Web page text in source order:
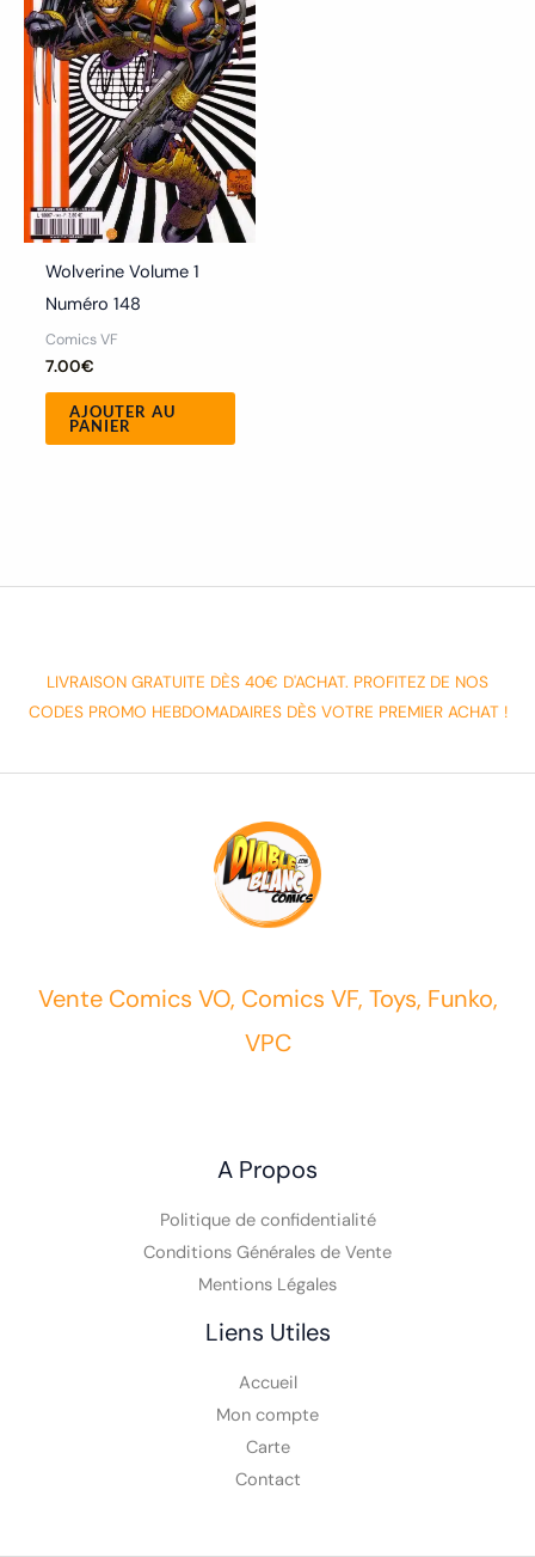
Wolverine Volume 1
Numéro 148
Comics VF
7.00€
AJOUTER AU
PANIER
LIVRAISON GRATUITE DÈS 40€ D'ACHAT. PROFITEZ DE NOS
CODES PROMO HEBDOMADAIRES DÈS VOTRE PREMIER ACHAT !
Vente Comics VO, Comics VF, Toys, Funko,
VPC
A Propos
Politique de confidentialité
Conditions Générales de Vente
Mentions Légales
Liens Utiles
Accueil
Mon compte
Carte
Contact